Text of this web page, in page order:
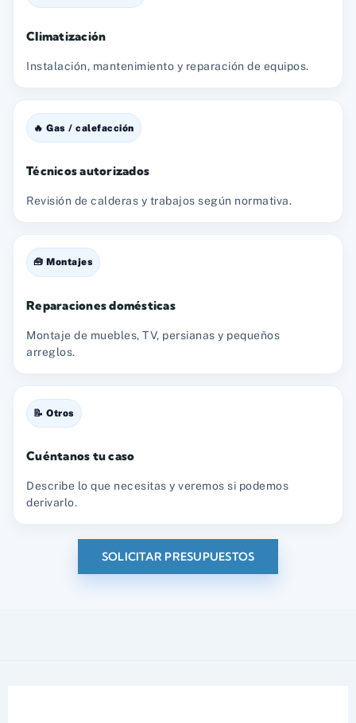
Climatización
Instalación, mantenimiento y reparación de equipos.
🔥 Gas / calefacción
Técnicos autorizados
Revisión de calderas y trabajos según normativa.
🧰 Montajes
Reparaciones domésticas
Montaje de muebles, TV, persianas y pequeños
arreglos.
📝 Otros
Cuéntanos tu caso
Describe lo que necesitas y veremos si podemos
derivarlo.
SOLICITAR PRESUPUESTOS